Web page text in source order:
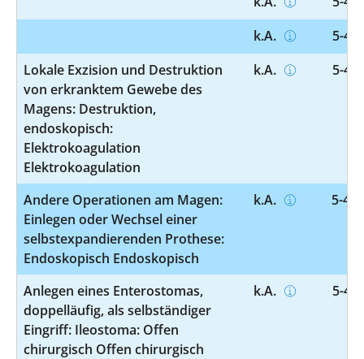
k.A.
5-
Lokale Exzision und Destruktion
von erkranktem Gewebe des
Magens: Destruktion,
endoskopisch:
Elektrokoagulation
Elektrokoagulation
k.A. 5-
Andere Operationen am Magen:
Einlegen oder Wechsel einer
selbstexpandierenden Prothese:
Endoskopisch Endoskopisch
k.A. 5-
Anlegen eines Enterostomas,
doppelläufig, als selbständiger
Eingriff: Ileostoma: Offen
chirurgisch Offen chirurgisch
k.A. 5-